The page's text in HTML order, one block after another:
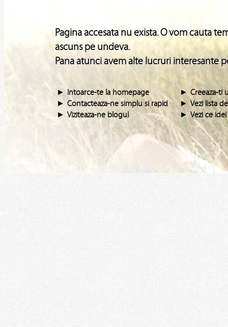
Pagina accesata nu exista. O vom cauta
ascuns pe undeva.
Pana atunci avem alte lucruri interesante
► Intoarce-te la homepage ► Creeaza-ti
► Contacteaza-ne simplu si rapid ► Vezi lista
► Viziteaza-ne blogul ► Vezi ce